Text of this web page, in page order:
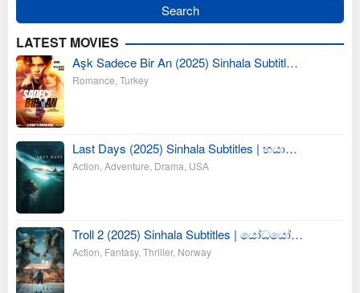
LATEST MOVIES
Aşk Sadece Bir An (2025) Sinhala Subtitl…
Romance Turkey
Last Days (2025) Sinhala Subtitles | භයා…
Action Adventure Drama USA
Troll 2 (2025) Sinhala Subtitles | යෝධයෝ…
Action Fantasy, Thriller, Norway